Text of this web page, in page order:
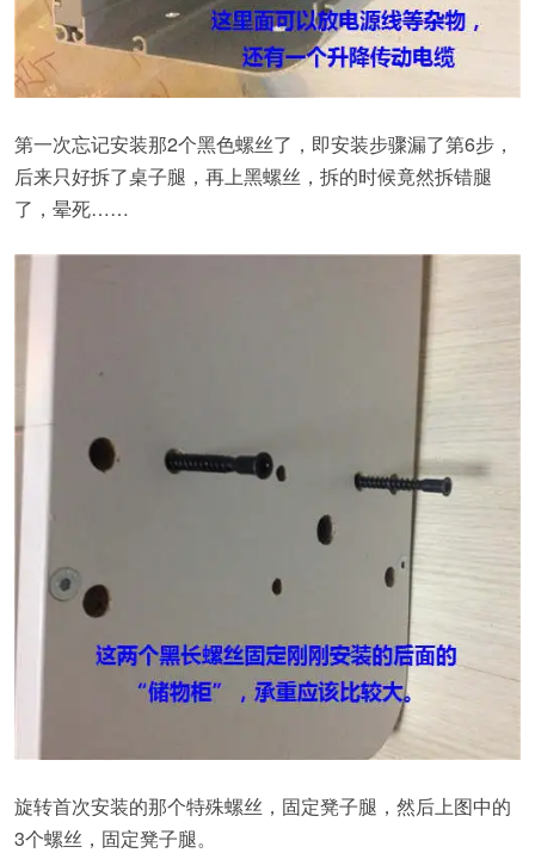
第一次忘记安装那2个黑色螺丝了，即安装步骤漏了第6步，
后来只好拆了桌子腿，再上黑螺丝，拆的时候竟然拆错腿
了，晕死……
旋转首次安装的那个特殊螺丝，固定凳子腿，然后上图中的
3个螺丝，固定凳子腿。